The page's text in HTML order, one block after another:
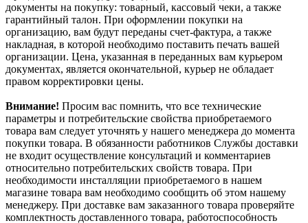
документы на покупку: товарный, кассовый чеки, а также
гарантийный талон. При оформлении покупки на
организацию, вам будут переданы счет-фактура, а также
накладная, в которой необходимо поставить печать вашей
организации. Цена, указанная в переданных вам курьером
документах, является окончательной, курьер не обладает
правом корректировки цены.
Внимание! Просим вас помнить, что все технические
параметры и потребительские свойства приобретаемого
товара вам следует уточнять у нашего менеджера до момента
покупки товара. В обязанности работников Службы доставки
не входит осуществление консультаций и комментариев
относительно потребительских свойств товара. При
необходимости инсталляции приобретаемого в нашем
магазине товара вам необходимо сообщить об этом нашему
менеджеру. При доставке вам заказанного товара проверяйте
комплектность доставленного товара, работоспособность